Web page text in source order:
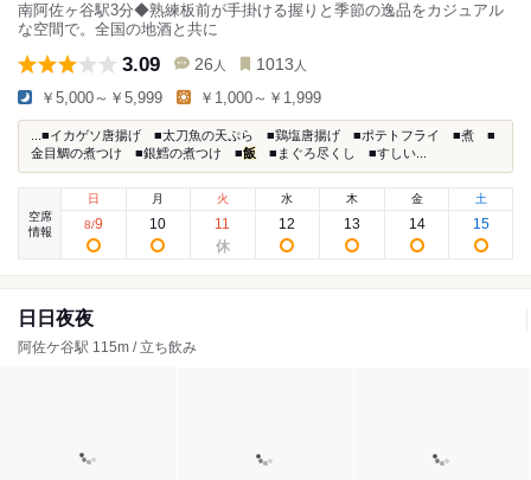
南阿佐ヶ谷駅3分◆熟練板前が手掛ける握りと季節の逸品をカジュアル
な空間で。全国の地酒と共に
3.09 26 人 1013 人
￥5,000～￥5,999 ￥1,000～￥1,999
...■イカゲソ唐揚げ ■太刀魚の天ぷら ■鶏塩唐揚げ ■ポテトフライ ■煮 ■
金目鯛の煮つけ ■銀鱈の煮つけ ■飯 ■まぐろ尽くし ■すしい...
空席
情報
日
8/9
月
10
火
11
水
12
木
13
金
14
土
15
日日夜夜
阿佐ケ谷駅 115m / 立ち飲み